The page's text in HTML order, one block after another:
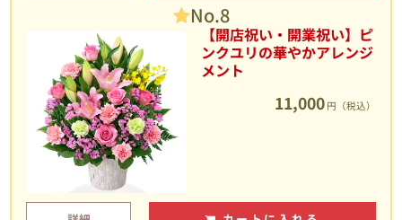
No.8
【開店祝い・開業祝い】ピ
ンクユリの華やかアレンジ
メント
11,000 円（税込）